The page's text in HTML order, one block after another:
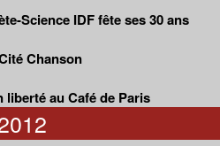
Science IDF fête ses 30 ans
Chanson
liberté au Café de Paris